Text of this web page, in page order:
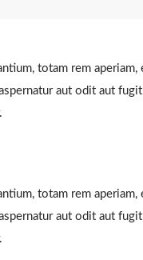
totam rem
aut odit aut
totam rem
aut odit aut